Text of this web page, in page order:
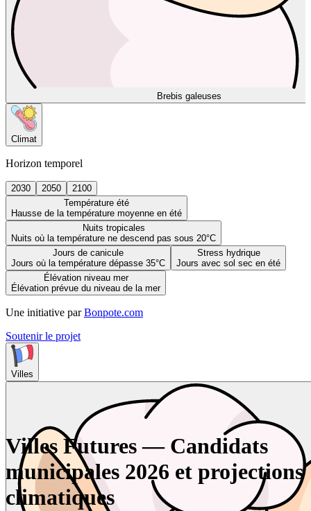
Brebis galeuses
Climat
Horizon temporel
2030 2050
2100
Température été
Hausse de la température moyenne en été
Nuits tropicales
Nuits où la température ne descend pas sous 20°C
Jours de canicule
Jours où la température dépasse 35°C
Stress hydrique
Jours avec sol sec en été
Élévation niveau mer
Élévation prévue du niveau de la mer
Une initiative par Bonpote.com
Soutenir le projet
Villes
Villes Futures — Candidats
municipales 2026 et projections
climatiques